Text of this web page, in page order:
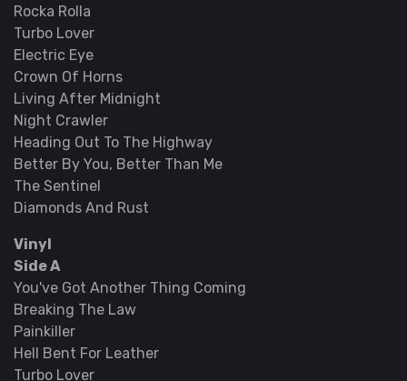
Rocka Rolla
Turbo Lover
Electric Eye
Crown Of Horns
Living After Midnight
Night Crawler
Heading Out To The Highway
Better By You, Better Than Me
The Sentinel
Diamonds And Rust
Vinyl
Side A
You've Got Another Thing Coming
Breaking The Law
Painkiller
Hell Bent For Leather
Turbo Lover